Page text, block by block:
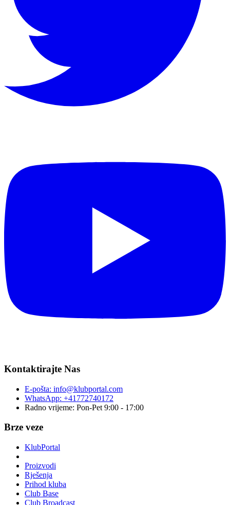
Kontaktirajte Nas
E-pošta: info@klubportal.com
WhatsApp: +41772740172
Radno vrijeme: Pon-Pet 9:00 - 17:00
Brze veze
KlubPortal
Proizvodi
Rješenja
Prihod kluba
Club Base
Club Broadcast